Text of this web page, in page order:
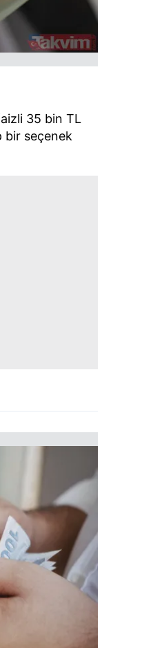
Aydınlatma Metnimizi
lütfentıklayınız.
35 bin TL
bir seçenek